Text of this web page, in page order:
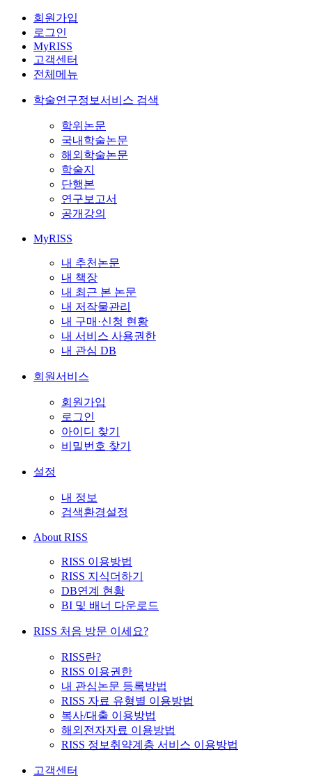
회원가입
로그인
MyRISS
고객센터
전체메뉴
학술연구정보서비스 검색
학위논문
국내학술논문
해외학술논문
학술지
단행본
연구보고서
공개강의
MyRISS
내 추천논문
내 책장
내 최근 본 논문
내 저작물관리
내 구매·신청 현황
내 서비스 사용권한
내 관심 DB
회원서비스
회원가입
로그인
아이디 찾기
비밀번호 찾기
설정
내 정보
검색환경설정
About RISS
RISS 이용방법
RISS 지식더하기
DB연계 현황
BI 및 배너 다운로드
RISS 처음 방문 이세요?
RISS란?
RISS 이용권한
내 관심논문 등록방법
RISS 자료 유형별 이용방법
복사/대출 이용방법
해외전자자료 이용방법
RISS 정보취약계층 서비스 이용방법
고객센터